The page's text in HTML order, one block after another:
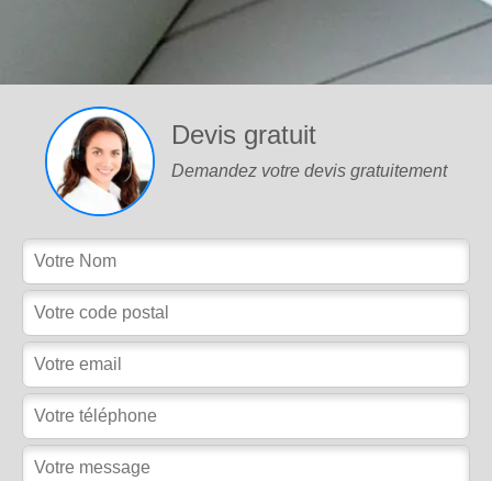
Devis gratuit
Demandez votre devis gratuitement